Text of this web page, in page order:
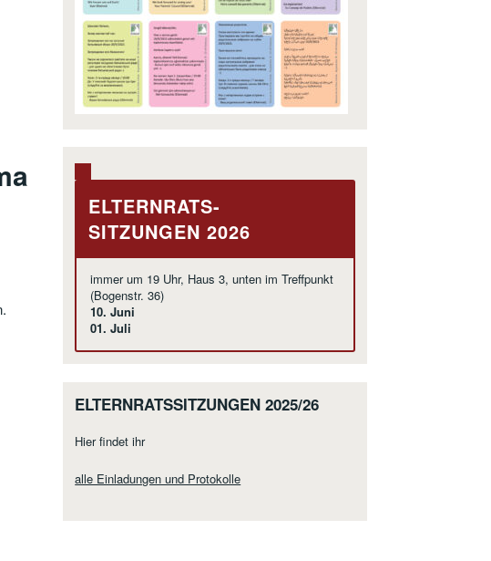
ELTERNRATS-
SITZUNGEN 2026
immer um 19 Uhr, Haus 3, unten im Treffpunkt
(Bogenstr. 36)
10. Juni
01. Juli
ELTERNRATSSITZUNGEN 2025/26
Hier findet ihr
alle Einladungen und Protokolle